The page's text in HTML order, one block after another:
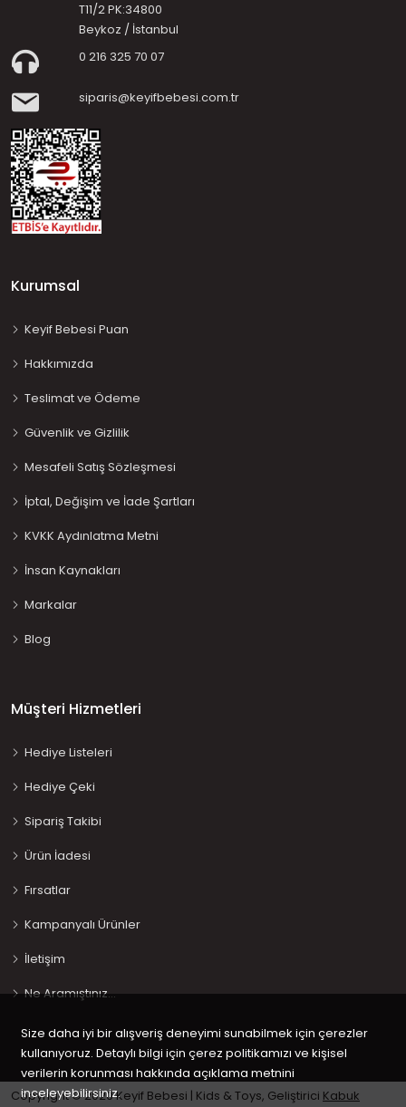
T11/2 PK:34800
Beykoz / İstanbul
0 216 325 70 07
siparis@keyifbebesi.com.tr
Kurumsal
Keyif Bebesi Puan
Hakkımızda
Teslimat ve Ödeme
Güvenlik ve Gizlilik
Mesafeli Satış Sözleşmesi
İptal, Değişim ve İade Şartları
KVKK Aydınlatma Metni
İnsan Kaynakları
Markalar
Blog
Müşteri Hizmetleri
Hediye Listeleri
Hediye Çeki
Sipariş Takibi
Ürün İadesi
Fırsatlar
Kampanyalı Ürünler
İletişim
Ne Aramıştınız…
Copyright © 2020 Keyif Bebesi | Kids & Toys, Geliştirici Kabuk
Size daha iyi bir alışveriş deneyimi sunabilmek için çerezler
kullanıyoruz. Detaylı bilgi için çerez politikamızı ve kişisel
verilerin korunması hakkında açıklama metnini
inceleyebilirsiniz.